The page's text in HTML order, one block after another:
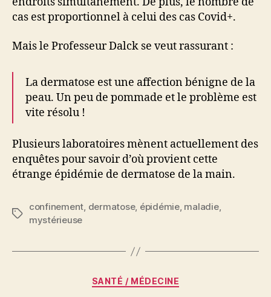
cas est proportionnel à celui des cas Covid+.
Mais le Professeur Dalck se veut rassurant :
La dermatose est une affection bénigne de la
peau. Un peu de pommade et le problème est
vite résolu !
Plusieurs laboratoires mènent actuellement des
enquêtes pour savoir d’où provient cette
étrange épidémie de dermatose de la main.
Étiquettes
confinement, dermatose, épidémie, maladie,
mystérieuse
Catégories
SANTÉ / MÉDECINE